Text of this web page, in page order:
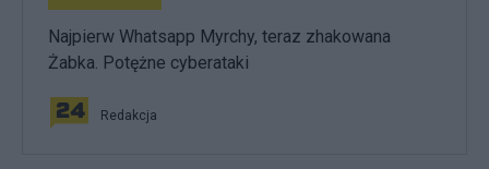
Najpierw Whatsapp Myrchy, teraz zhakowana
Żabka. Potężne cyberataki
Redakcja